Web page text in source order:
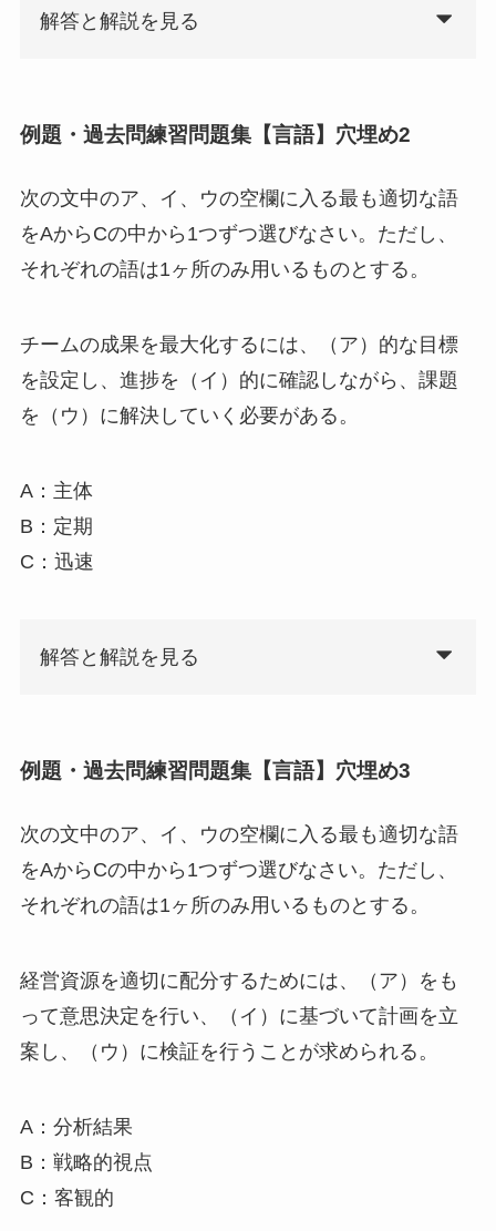
解答と解説を見る
例題・過去問練習問題集【言語】穴埋め2
次の文中のア、イ、ウの空欄に入る最も適切な語
をAからCの中から1つずつ選びなさい。ただし、
それぞれの語は1ヶ所のみ用いるものとする。
チームの成果を最大化するには、（ア）的な目標
を設定し、進捗を（イ）的に確認しながら、課題
を（ウ）に解決していく必要がある。
A：主体
B：定期
C：迅速
解答と解説を見る
例題・過去問練習問題集【言語】穴埋め3
次の文中のア、イ、ウの空欄に入る最も適切な語
をAからCの中から1つずつ選びなさい。ただし、
それぞれの語は1ヶ所のみ用いるものとする。
経営資源を適切に配分するためには、（ア）をも
って意思決定を行い、（イ）に基づいて計画を立
案し、（ウ）に検証を行うことが求められる。
A：分析結果
B：戦略的視点
C：客観的